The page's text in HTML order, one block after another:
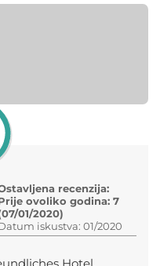
recenzija:
ovoliko godina: 7
01/2020)
iskustva: 01/2020